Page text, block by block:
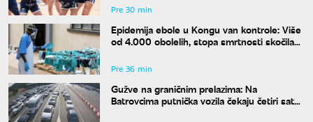
Pre 30 min
Epidemija ebole u Kongu van kontrole: Više
od 4.000 obolelih, stopa smrtnosti skočila
Pre 36 min
Gužve na graničnim prelazima: Na
Batrovcima putnička vozila čekaju četiri sata